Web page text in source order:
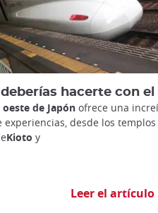
hacerte con el JR Sanyo-San'in Area
oeste de Japón ofrece una
experiencias, desde los templos
Kioto y
Leer el artículo